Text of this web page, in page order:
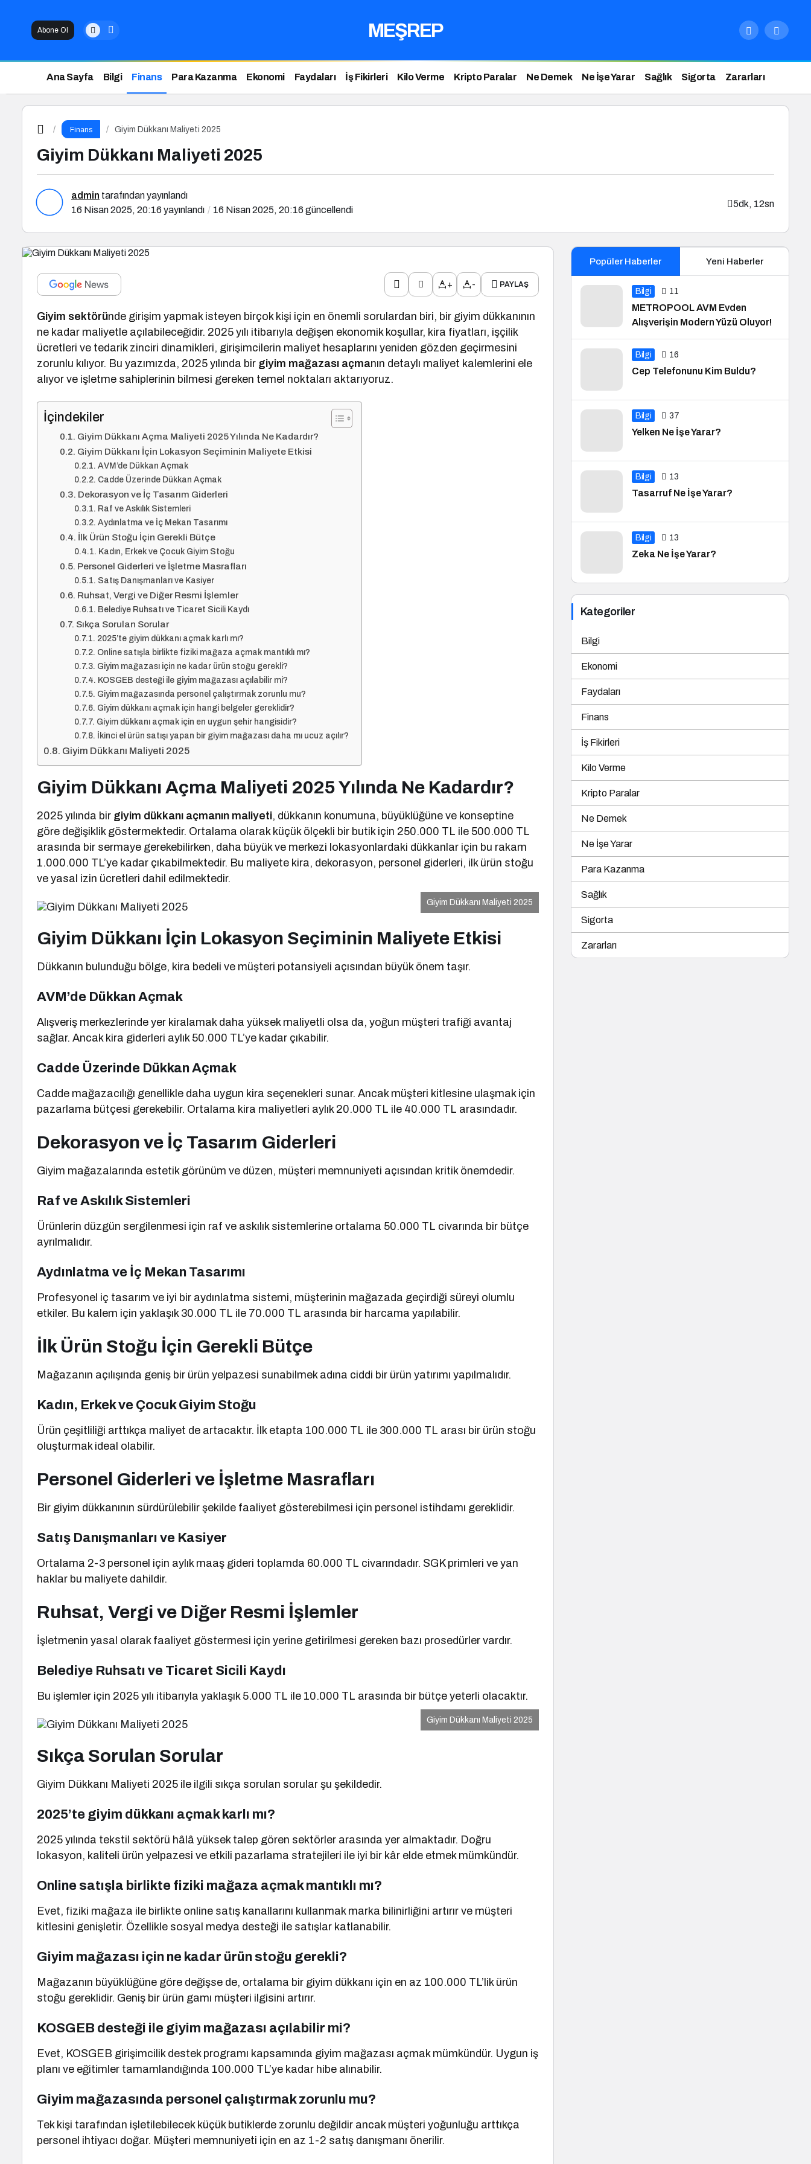
Abone Ol MEŞREP
Ana Sayfa Bilgi Finans Para Kazanma Ekonomi Faydaları İş Fikirleri Kilo Verme Kripto Paralar Ne Demek Ne İşe Yarar Sağlık Sigorta Zararları
Finans Giyim Dükkanı Maliyeti 2025
Giyim Dükkanı Maliyeti 2025
admin tarafından yayınlandı
16 Nisan 2025, 20:16 yayınlandı 16 Nisan 2025, 20:16 güncellendi
5dk, 12sn
+ - PAYLAŞ
Giyim sektöründe girişim yapmak isteyen birçok kişi için en önemli sorulardan biri, bir giyim dükkanının
ne kadar maliyetle açılabileceğidir. 2025 yılı itibarıyla değişen ekonomik koşullar, kira fiyatları, işçilik
ücretleri ve tedarik zinciri dinamikleri, girişimcilerin maliyet hesaplarını yeniden gözden geçirmesini
zorunlu kılıyor. Bu yazımızda, 2025 yılında bir giyim mağazası açmanın detaylı maliyet kalemlerini ele
alıyor ve işletme sahiplerinin bilmesi gereken temel noktaları aktarıyoruz.
İçindekiler
Giyim Dükkanı Açma Maliyeti 2025 Yılında Ne Kadardır?
Giyim Dükkanı İçin Lokasyon Seçiminin Maliyete Etkisi
AVM’de Dükkan Açmak
Cadde Üzerinde Dükkan Açmak
Dekorasyon ve İç Tasarım Giderleri
Raf ve Askılık Sistemleri
Aydınlatma ve İç Mekan Tasarımı
İlk Ürün Stoğu İçin Gerekli Bütçe
Kadın, Erkek ve Çocuk Giyim Stoğu
Personel Giderleri ve İşletme Masrafları
Satış Danışmanları ve Kasiyer
Ruhsat, Vergi ve Diğer Resmi İşlemler
Belediye Ruhsatı ve Ticaret Sicili Kaydı
Sıkça Sorulan Sorular
2025’te giyim dükkanı açmak karlı mı?
Online satışla birlikte fiziki mağaza açmak mantıklı mı?
Giyim mağazası için ne kadar ürün stoğu gerekli?
KOSGEB desteği ile giyim mağazası açılabilir mi?
Giyim mağazasında personel çalıştırmak zorunlu mu?
Giyim dükkanı açmak için hangi belgeler gereklidir?
Giyim dükkanı açmak için en uygun şehir hangisidir?
İkinci el ürün satışı yapan bir giyim mağazası daha mı ucuz açılır?
Giyim Dükkanı Maliyeti 2025
Giyim Dükkanı Açma Maliyeti 2025 Yılında Ne Kadardır?
2025 yılında bir giyim dükkanı açmanın maliyeti, dükkanın konumuna, büyüklüğüne ve konseptine
göre değişiklik göstermektedir. Ortalama olarak küçük ölçekli bir butik için 250.000 TL ile 500.000 TL
arasında bir sermaye gerekebilirken, daha büyük ve merkezi lokasyonlardaki dükkanlar için bu rakam
1.000.000 TL’ye kadar çıkabilmektedir. Bu maliyete kira, dekorasyon, personel giderleri, ilk ürün stoğu
ve yasal izin ücretleri dahil edilmektedir.
Giyim Dükkanı Maliyeti 2025
Giyim Dükkanı İçin Lokasyon Seçiminin Maliyete Etkisi
Dükkanın bulunduğu bölge, kira bedeli ve müşteri potansiyeli açısından büyük önem taşır.
AVM’de Dükkan Açmak
Alışveriş merkezlerinde yer kiralamak daha yüksek maliyetli olsa da, yoğun müşteri trafiği avantaj
sağlar. Ancak kira giderleri aylık 50.000 TL’ye kadar çıkabilir.
Cadde Üzerinde Dükkan Açmak
Cadde mağazacılığı genellikle daha uygun kira seçenekleri sunar. Ancak müşteri kitlesine ulaşmak için
pazarlama bütçesi gerekebilir. Ortalama kira maliyetleri aylık 20.000 TL ile 40.000 TL arasındadır.
Dekorasyon ve İç Tasarım Giderleri
Giyim mağazalarında estetik görünüm ve düzen, müşteri memnuniyeti açısından kritik önemdedir.
Raf ve Askılık Sistemleri
Ürünlerin düzgün sergilenmesi için raf ve askılık sistemlerine ortalama 50.000 TL civarında bir bütçe
ayrılmalıdır.
Aydınlatma ve İç Mekan Tasarımı
Profesyonel iç tasarım ve iyi bir aydınlatma sistemi, müşterinin mağazada geçirdiği süreyi olumlu
etkiler. Bu kalem için yaklaşık 30.000 TL ile 70.000 TL arasında bir harcama yapılabilir.
İlk Ürün Stoğu İçin Gerekli Bütçe
Mağazanın açılışında geniş bir ürün yelpazesi sunabilmek adına ciddi bir ürün yatırımı yapılmalıdır.
Kadın, Erkek ve Çocuk Giyim Stoğu
Ürün çeşitliliği arttıkça maliyet de artacaktır. İlk etapta 100.000 TL ile 300.000 TL arası bir ürün stoğu
oluşturmak ideal olabilir.
Personel Giderleri ve İşletme Masrafları
Bir giyim dükkanının sürdürülebilir şekilde faaliyet gösterebilmesi için personel istihdamı gereklidir.
Satış Danışmanları ve Kasiyer
Ortalama 2-3 personel için aylık maaş gideri toplamda 60.000 TL civarındadır. SGK primleri ve yan
haklar bu maliyete dahildir.
Ruhsat, Vergi ve Diğer Resmi İşlemler
İşletmenin yasal olarak faaliyet göstermesi için yerine getirilmesi gereken bazı prosedürler vardır.
Belediye Ruhsatı ve Ticaret Sicili Kaydı
Bu işlemler için 2025 yılı itibarıyla yaklaşık 5.000 TL ile 10.000 TL arasında bir bütçe yeterli olacaktır.
Giyim Dükkanı Maliyeti 2025
Sıkça Sorulan Sorular
Giyim Dükkanı Maliyeti 2025 ile ilgili sıkça sorulan sorular şu şekildedir.
2025’te giyim dükkanı açmak karlı mı?
2025 yılında tekstil sektörü hâlâ yüksek talep gören sektörler arasında yer almaktadır. Doğru
lokasyon, kaliteli ürün yelpazesi ve etkili pazarlama stratejileri ile iyi bir kâr elde etmek mümkündür.
Online satışla birlikte fiziki mağaza açmak mantıklı mı?
Evet, fiziki mağaza ile birlikte online satış kanallarını kullanmak marka bilinirliğini artırır ve müşteri
kitlesini genişletir. Özellikle sosyal medya desteği ile satışlar katlanabilir.
Giyim mağazası için ne kadar ürün stoğu gerekli?
Mağazanın büyüklüğüne göre değişse de, ortalama bir giyim dükkanı için en az 100.000 TL’lik ürün
stoğu gereklidir. Geniş bir ürün gamı müşteri ilgisini artırır.
KOSGEB desteği ile giyim mağazası açılabilir mi?
Evet, KOSGEB girişimcilik destek programı kapsamında giyim mağazası açmak mümkündür. Uygun iş
planı ve eğitimler tamamlandığında 100.000 TL’ye kadar hibe alınabilir.
Giyim mağazasında personel çalıştırmak zorunlu mu?
Tek kişi tarafından işletilebilecek küçük butiklerde zorunlu değildir ancak müşteri yoğunluğu arttıkça
personel ihtiyacı doğar. Müşteri memnuniyeti için en az 1-2 satış danışmanı önerilir.
Popüler Haberler Yeni Haberler
Bilgi 11
METROPOOL AVM Evden
Alışverişin Modern Yüzü Oluyor!
Bilgi 16
Cep Telefonunu Kim Buldu?
Bilgi 37
Yelken Ne İşe Yarar?
Bilgi 13
Tasarruf Ne İşe Yarar?
Bilgi 13
Zeka Ne İşe Yarar?
Kategoriler
Bilgi
Ekonomi
Faydaları
Finans
İş Fikirleri
Kilo Verme
Kripto Paralar
Ne Demek
Ne İşe Yarar
Para Kazanma
Sağlık
Sigorta
Zararları